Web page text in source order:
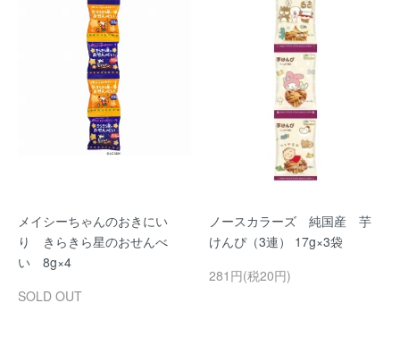
メイシーちゃんのおきにい
り きらきら星のおせんべ
い 8g×4
SOLD OUT
ノースカラーズ 純国産 芋
けんぴ（3連） 17g×3袋
281円(税20円)